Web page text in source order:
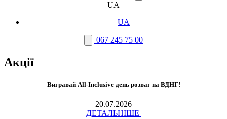
UA
UA
067 245 75 00
Акції
Вигравай All-Inclusive день розваг на ВДНГ!
20.07.2026
ДЕТАЛЬНІШЕ